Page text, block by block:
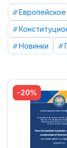
Новинки
-20%